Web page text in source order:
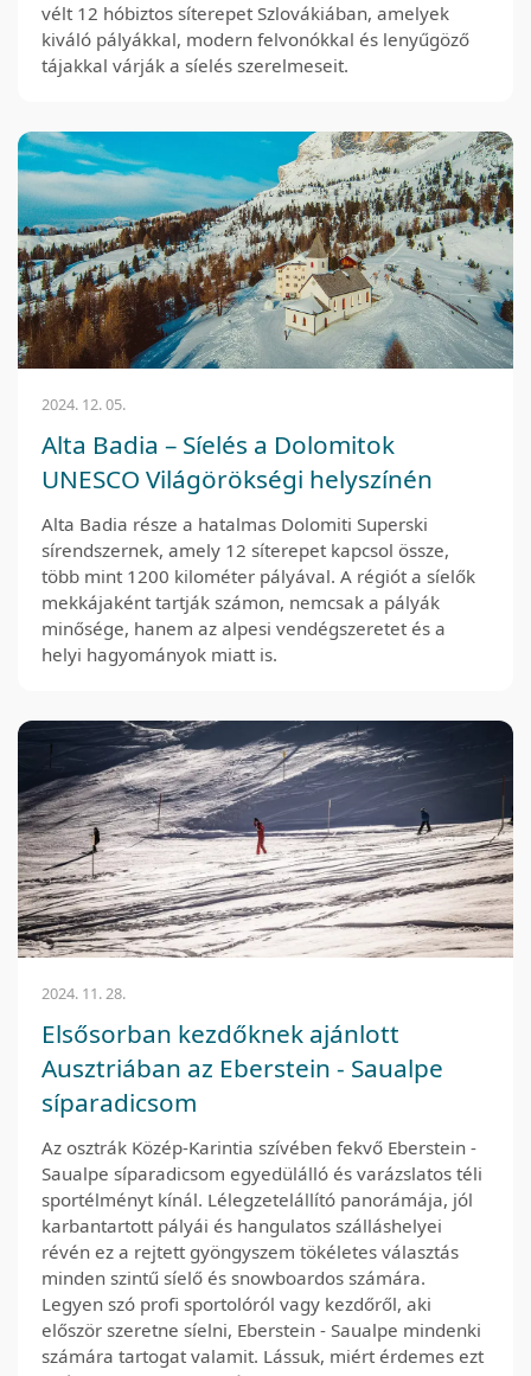
vélt 12 hóbiztos síterepet Szlovákiában, amelyek
kiváló pályákkal, modern felvonókkal és lenyűgöző
tájakkal várják a síelés szerelmeseit.
2024. 12. 05.
Alta Badia – Síelés a Dolomitok
UNESCO Világörökségi helyszínén
Alta Badia része a hatalmas Dolomiti Superski
sírendszernek, amely 12 síterepet kapcsol össze,
több mint 1200 kilométer pályával. A régiót a síelők
mekkájaként tartják számon, nemcsak a pályák
minősége, hanem az alpesi vendégszeretet és a
helyi hagyományok miatt is.
2024. 11. 28.
Elsősorban kezdőknek ajánlott
Ausztriában az Eberstein - Saualpe
síparadicsom
Az osztrák Közép-Karintia szívében fekvő Eberstein -
Saualpe síparadicsom egyedülálló és varázslatos téli
sportélményt kínál. Lélegzetelállító panorámája, jól
karbantartott pályái és hangulatos szálláshelyei
révén ez a rejtett gyöngyszem tökéletes választás
minden szintű síelő és snowboardos számára.
Legyen szó profi sportolóról vagy kezdőről, aki
először szeretne síelni, Eberstein - Saualpe mindenki
számára tartogat valamit. Lássuk, miért érdemes ezt